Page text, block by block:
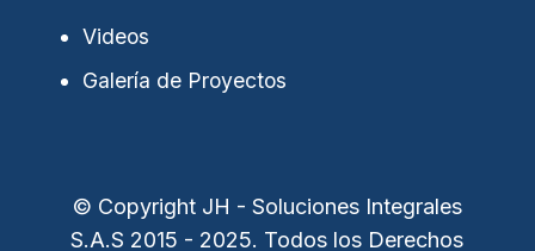
Videos
Galería de Proyectos
© Copyright JH - Soluciones Integrales
S.A.S 2015 - 2025. Todos los Derechos